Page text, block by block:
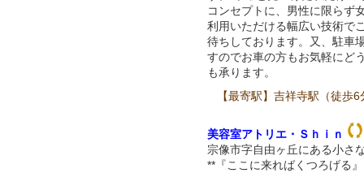
コンセプトに、男性に限らず
利用いただける幅広い技術で
待ちしております。又、駐車
すのでお車の方もお気軽にど
も承ります。
【最寄駅】吉祥寺駅（徒歩6
美容室アトリエ・Ｓｈｉｎ
宗像市字自由ヶ丘にある小さ
**『ここに来ればくつろげる